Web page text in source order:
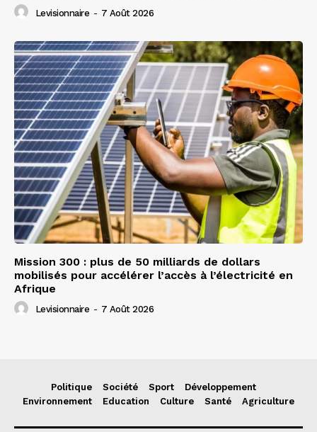
Levisionnaire - 7 Août 2026
Mission 300 : plus de 50 milliards de dollars
mobilisés pour accélérer l’accès à l’électricité en
Afrique
Levisionnaire - 7 Août 2026
Politique Société Sport
Développement
Environnement
Education Culture Santé Agriculture